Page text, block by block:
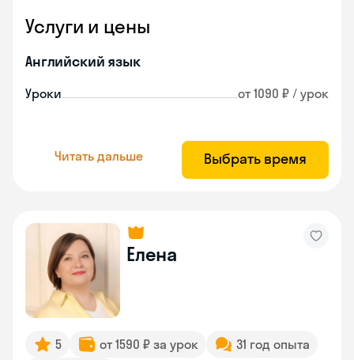
Услуги и цены
Английский язык
Уроки от 1090 ₽ / урок
Читать дальше Выбрать время
Елена
5 от 1590 ₽ за урок
31 год опыта